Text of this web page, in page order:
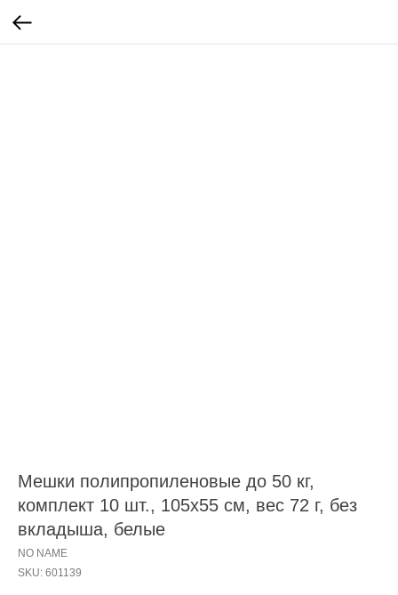
Мешки полипропиленовые до 50 кг,
комплект 10 шт., 105х55 см, вес 72 г, без
вкладыша, белые
NO NAME
SKU: 601139